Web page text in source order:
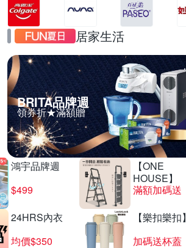
居家生活
BRITA品牌週
領券折★滿額贈
鴻宇品牌週
$499
【ONE
HOUSE】
滿額加碼送
24HRS內衣
均價$350
【樂扣樂扣】
加碼送杯蓋